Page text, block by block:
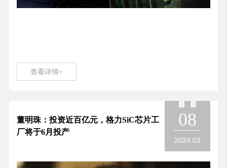
查看详情+
董明珠：投资近百亿元，格力SiC芯片工
厂将于6月投产
08
2024.03